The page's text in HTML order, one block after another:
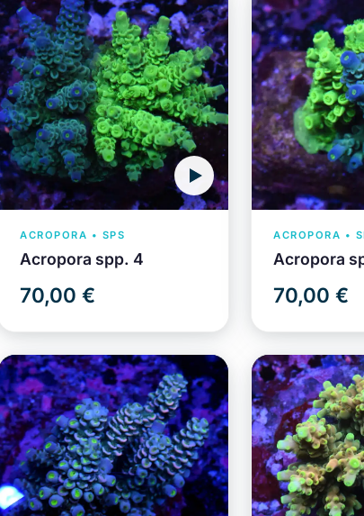
ACROPORA • SPS
Acropora spp. 4
70,00 €
ACROPORA •
Acropora
70,00 €